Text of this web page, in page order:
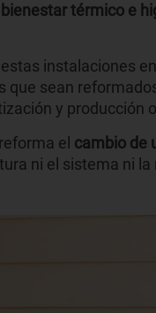
térmico e
instalaciones
que sean
y producción
el cambio de
ni el sistema ni